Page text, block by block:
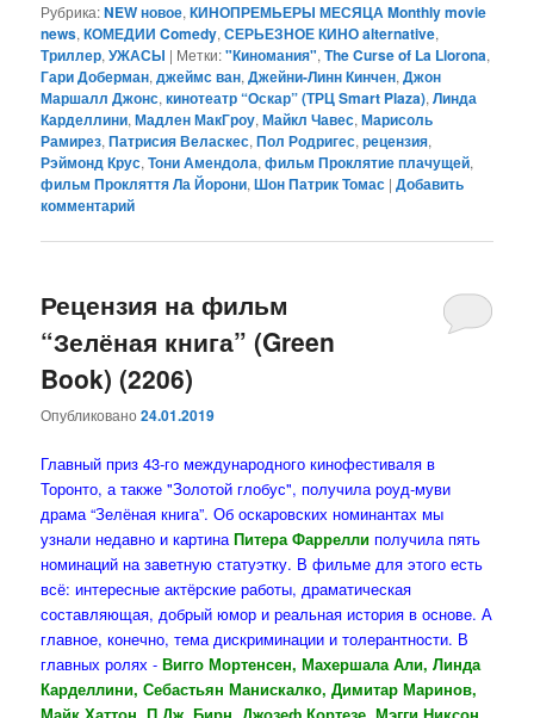
Рубрика:NEW новое,КИНОПРЕМЬЕРЫ МЕСЯЦА Monthly movie
news,КОМЕДИИ Comedy,СЕРЬЕЗНОЕ КИНО alternative,
Триллер,УЖАСЫ | Метки:"Киномания",The Curse of La Llorona,
Гари Доберман,джеймс ван,Джейни-Линн Кинчен,Джон
Маршалл Джонс,кинотеатр “Оскар” (ТРЦ Smart Plaza),Линда
Карделлини,Мадлен МакГроу,Майкл Чавес,Марисоль
Рамирез,Патрисия Веласкес,Пол Родригес,рецензия,
Рэймонд Крус,Тони Амендола,фильм Проклятие плачущей,
фильм Прокляття Ла Йорони,Шон Патрик Томас |Добавить
комментарий
Рецензия на фильм
“Зелёная книга” (Green
Book) (2206)
Опубликовано24.01.2019
Главный приз 43-го международного кинофестиваля в
Торонто, а также "Золотой глобус", получила роуд-муви
драма “Зелёная книга”. Об оскаровских номинантах мы
узнали недавно и картинаПитера Фаррелли получила пять
номинаций на заветную статуэтку. В фильме для этого есть
всё: интересные актёрские работы, драматическая
составляющая, добрый юмор и реальная история в основе. А
главное, конечно, тема дискриминации и толерантности. В
главных ролях -Вигго Мортенсен, Махершала Али, Линда
Карделлини, Себастьян Манискалко, Димитар Маринов,